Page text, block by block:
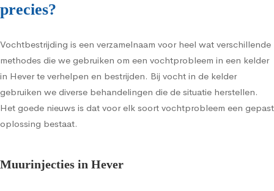
precies?
Vochtbestrijding is een verzamelnaam voor heel wat verschillende
methodes die we gebruiken om een vochtprobleem in een kelder
in Hever te verhelpen en bestrijden. Bij vocht in de kelder
gebruiken we diverse behandelingen die de situatie herstellen.
Het goede nieuws is dat voor elk soort vochtprobleem een gepast
oplossing bestaat.
Muurinjecties in Hever